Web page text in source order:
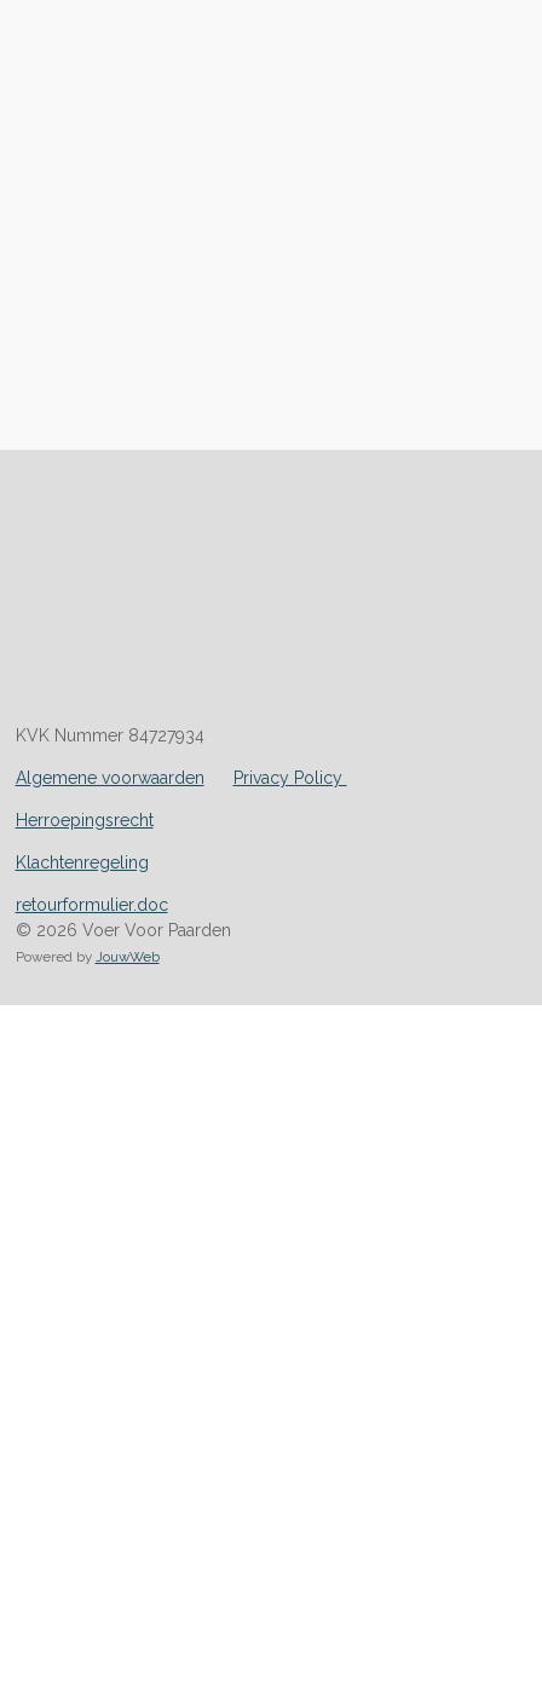
KVK Nummer 84727934
Algemene voorwaarden Privacy Policy
Herroepingsrecht
Klachtenregeling
retourformulier.doc
© 2026 Voer Voor Paarden
Powered by JouwWeb